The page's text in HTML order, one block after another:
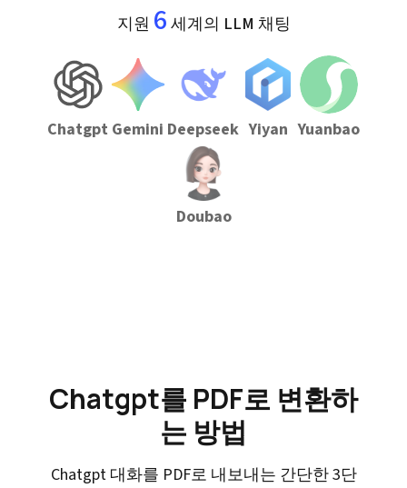
지원 6 세계의 LLM 채팅
Chatgpt Gemini Deepseek Yiyan Yuanbao
Doubao
Chatgpt를 PDF로 변환하
는 방법
Chatgpt 대화를 PDF로 내보내는 간단한 3단